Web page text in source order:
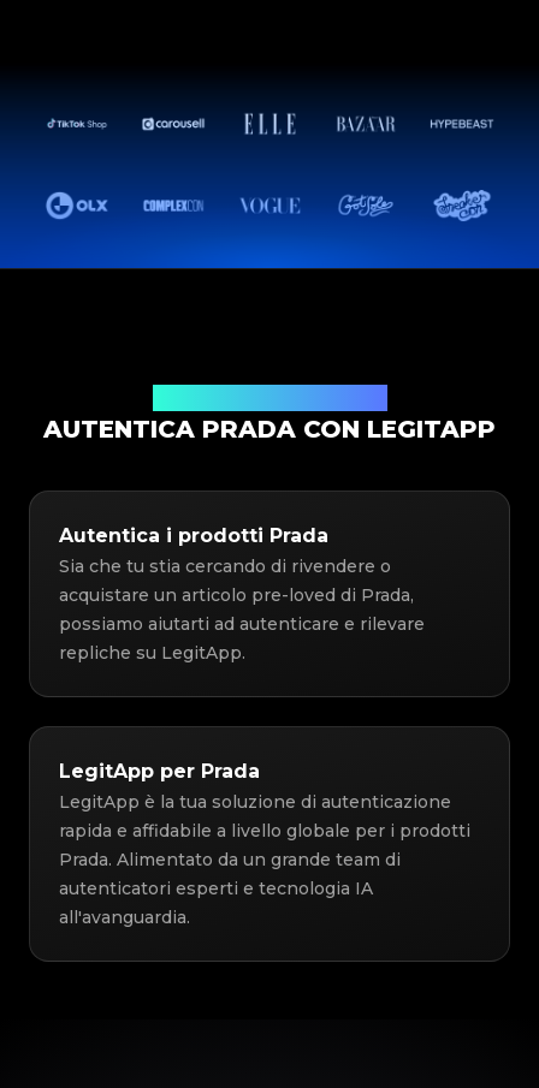
AUTENTICA PRADA CON LEGITAPP
Autentica i prodotti Prada
Sia che tu stia cercando di rivendere o
acquistare un articolo pre-loved di Prada,
possiamo aiutarti ad autenticare e rilevare
repliche su LegitApp.
LegitApp per Prada
LegitApp è la tua soluzione di autenticazione
rapida e affidabile a livello globale per i prodotti
Prada. Alimentato da un grande team di
autenticatori esperti e tecnologia IA
all'avanguardia.